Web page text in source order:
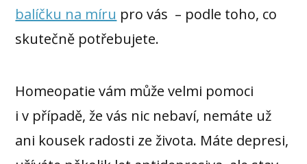
balíčku na míru pro vás – podle toho, co
skutečně potřebujete.
Homeopatie vám může velmi pomoci
i v případě, že vás nic nebaví, nemáte už
ani kousek radosti ze života. Máte depresi,